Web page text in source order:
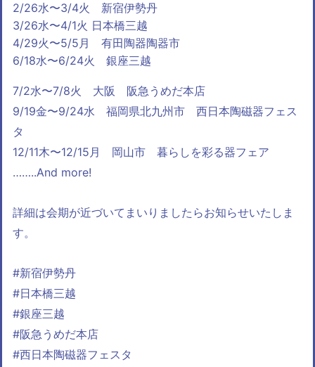
2/26水〜3/4火 新宿伊勢丹
3/26水〜4/1火 日本橋三越
4/29火〜5/5月 有田陶器陶器市
6/18水〜6/24火 銀座三越
7/2水〜7/8火 大阪 阪急うめだ本店
9/19金〜9/24水 福岡県北九州市 西日本陶磁器フェス
タ
12/11木〜12/15月 岡山市 暮らしを彩る器フェア
……..And more!
詳細は会期が近づいてまいりましたらお知らせいたしま
す。
#新宿伊勢丹
#日本橋三越
#銀座三越
#阪急うめだ本店
#西日本陶磁器フェスタ